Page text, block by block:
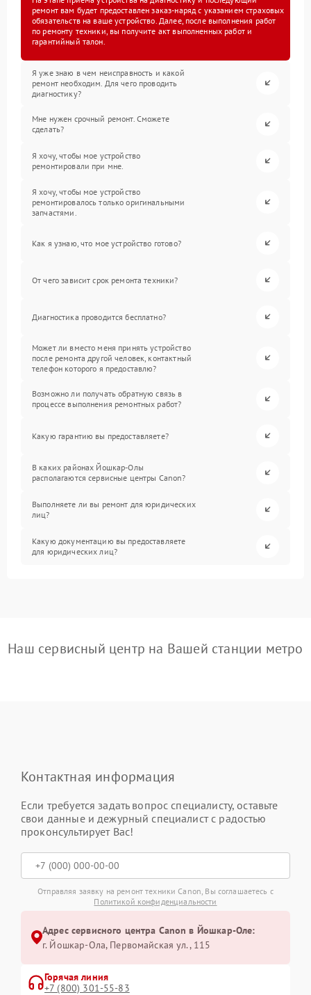
ремонт вам будет предоставлен заказ-наряд с указанием страховых
обязательств на ваше устройство. Далее, после выполнения работ
по ремонту техники, вы получите акт выполненных работ и
гарантийный талон.
Я уже знаю в чем неисправность и какой
ремонт необходим. Для чего проводить
диагностику?
Мне нужен срочный ремонт. Сможете
сделать?
Я хочу, чтобы мое устройство
ремонтировали при мне.
Я хочу, чтобы мое устройство
ремонтировалось только оригинальными
запчастями.
Как я узнаю, что мое устройство готово?
От чего зависит срок ремонта техники?
Диагностика проводится бесплатно?
Может ли вместо меня принять устройство
после ремонта другой человек, контактный
телефон которого я предоставлю?
Возможно ли получать обратную связь в
процессе выполнения ремонтных работ?
Какую гарантию вы предоставляете?
В каких районах Йошкар-Олы
располагаются сервисные центры Canon?
Выполняете ли вы ремонт для юридических
лиц?
Какую документацию вы предоставляете
для юридических лиц?
Наш сервисный центр на Вашей станции метро
Контактная информация
Если требуется задать вопрос специалисту, оставьте
свои данные и дежурный специалист с радостью
проконсультирует Вас!
Отправляя заявку на ремонт техники Canon, Вы соглашаетесь с
Политикой конфиденциальности
Адрес сервисного центра Canon в Йошкар-Оле:
г. Йошкар-Ола, Первомайская ул., 115
Горячая линия
+7 (800) 301-55-83